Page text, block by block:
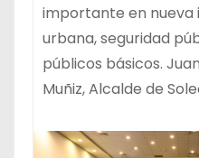
importante en
urbana, seguridad
públicos básicos.
Muñiz, Alcalde de